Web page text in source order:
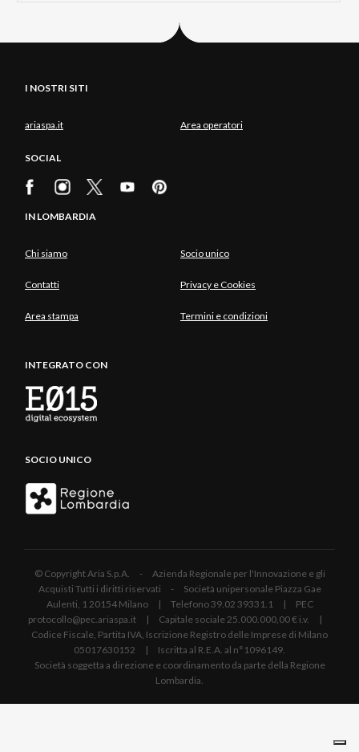
I NOSTRI SITI
ariaspa.it Area operatori
SOCIAL
IN LOMBARDIA
Chi siamo Socio unico
Contatti Privacy e Cookies
Area stampa Termini e condizioni
INTEGRATO CON
SOCIO UNICO
© Copyright Aria S.p.A. - Azienda Regionale per l'Innovazione e gli
Acquisti Tutti i diritti riservati - Società unipersonale Piazza Gae
Aulenti, 1 20154 Milano | Telefono 39.02 39331.1 | PEC
protocollo@pec.ariaspa.it | Capitale sociale 25.000.000,00 € i.v. |
Codice Fiscale, Partita IVA, Iscrizione Registro delle Imprese di Milano
05017630152 | Iscritta al R.E.A. al n°1096149.
Società soggetta a direzione e coordinamento da parte della Regione
Lombardia.